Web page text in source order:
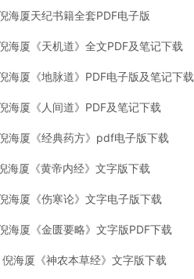
海厦天纪书籍全套PDF电子版
海厦《天机道》全文PDF及笔记下载
海厦《地脉道》PDF电子版及笔记下载
海厦《人间道》PDF及笔记下载
海厦《经典药方》pdf电子版下载
海厦《黄帝内经》文字版下载
海厦《伤寒论》文字电子版下载
海厦《金匮要略》文字版PDF下载
倪海厦《神农本草经》文字版下载